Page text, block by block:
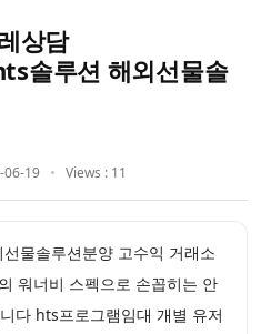
상담
솔루션 해외선물솔
06-19 Views : 11
물솔루션분양 고수익 거래소
워너비 스펙으로 손꼽히는 안
다 hts프로그램임대 개별 유저